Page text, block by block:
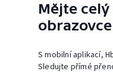
Mějte
S mobilní aplikací,
Sledujte přímé